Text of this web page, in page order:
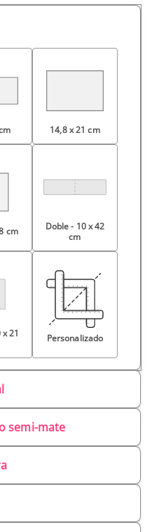
14,8 x 21 cm
cm
Doble - 10 x 42
cm
21
Personalizado
semi-mate